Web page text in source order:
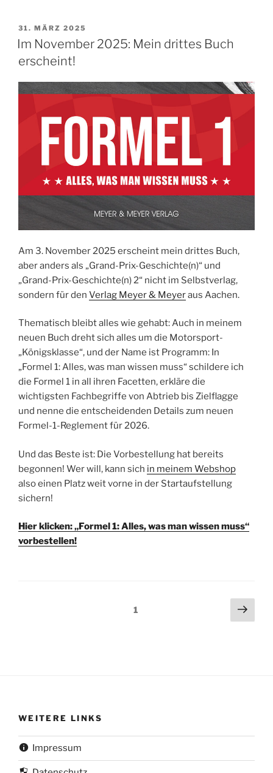
VERÖFFENTLICHT
AM
31. MÄRZ 2025
Im November 2025: Mein drittes Buch
erscheint!
Am 3. November 2025 erscheint mein drittes Buch,
aber anders als „Grand-Prix-Geschichte(n)“ und
„Grand-Prix-Geschichte(n) 2“ nicht im Selbstverlag,
sondern für den Verlag Meyer & Meyeraus Aachen.
Thematisch bleibt alles wie gehabt: Auch in meinem
neuen Buch dreht sich alles um die Motorsport-
„Königsklasse“, und der Name ist Programm: In
„Formel 1: Alles, was man wissen muss“ schildere ich
die Formel 1 in all ihren Facetten, erkläre die
wichtigsten Fachbegriffe von Abtrieb bis Zielflagge
und nenne die entscheidenden Details zum neuen
Formel-1-Reglement für 2026.
Und das Beste ist: Die Vorbestellung hat bereits
begonnen! Wer will, kann sich in meinem Webshop
also einen Platz weit vorne in der Startaufstellung
sichern!
Hier klicken: „Formel 1: Alles, was man wissen muss“
vorbestellen!
Seite1
WEITERE LINKS
Impressum